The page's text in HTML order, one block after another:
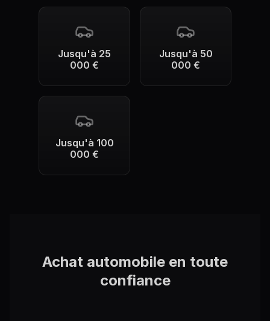
Jusqu'à 25
000 €
Jusqu'à 50
000 €
Jusqu'à 100
000 €
Achat automobile en toute
confiance